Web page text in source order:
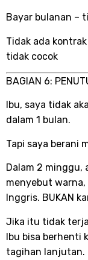
Bayar bulanan –
Tidak ada
tidak cocok
BAGIAN 6:
Ibu, saya tidak
dalam 1 bulan.
Tapi saya berani
Dalam 2 minggu,
menyebut
Inggris. BUKAN
Jika itu tidak
Ibu bisa berhenti
tagihan lanjutan.